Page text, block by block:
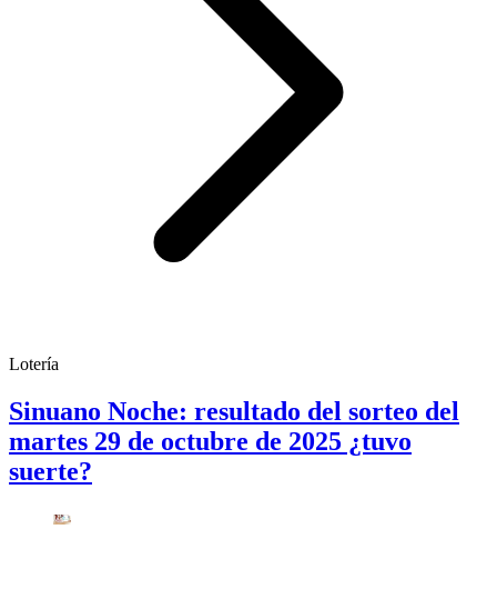
Lotería
Sinuano Noche: resultado del sorteo del
martes 29 de octubre de 2025 ¿tuvo
suerte?